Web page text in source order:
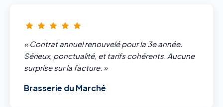
« Contrat annuel renouvelé pour la 3e année.
Sérieux, ponctualité, et tarifs cohérents. Aucune
surprise sur la facture. »
Brasserie du Marché